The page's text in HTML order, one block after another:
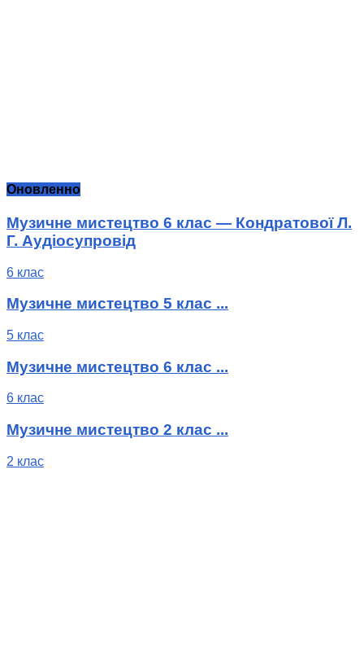
Оновленно
Музичне мистецтво 6 клас — Кондратової Л.
Г. Аудіосупровід
6 клас
Музичне мистецтво 5 клас ...
5 клас
Музичне мистецтво 6 клас ...
6 клас
Музичне мистецтво 2 клас ...
2 клас